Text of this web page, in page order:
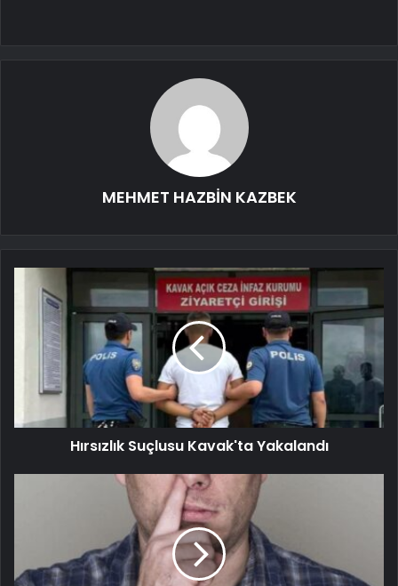
MEHMET HAZBİN KAZBEK
Hırsızlık Suçlusu Kavak'ta Yakalandı